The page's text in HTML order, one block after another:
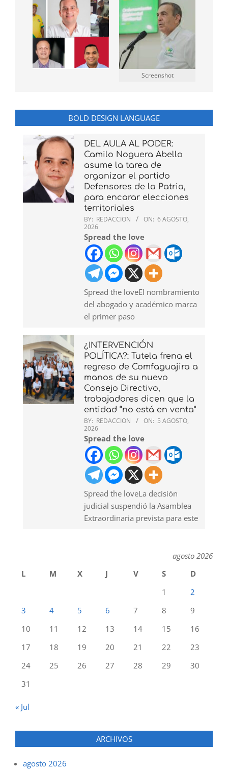
Screenshot
BOLD DESIGN LANGUAGE
DEL AULA AL PODER:
Camilo Noguera Abello
asume la tarea de
organizar el partido
Defensores de la Patria,
para encarar elecciones
territoriales
BY: REDACCION ON: 6 AGOSTO,
2026
Spread the love
Spread the loveEl nombramiento
del abogado y académico marca
el primer paso
¿INTERVENCIÓN
POLÍTICA?: Tutela frena el
regreso de Comfaguajira a
manos de su nuevo
Consejo Directivo,
trabajadores dicen que la
entidad “no está en venta”
BY: REDACCION ON: 5 AGOSTO,
2026
Spread the love
Spread the loveLa decisión
judicial suspendió la Asamblea
Extraordinaria prevista para este
agosto 2026
L
M X J V S
D
1
2
3
4 5 6 7 8
9
10
11 12 13 14 15
16
17
18 19 20 21 22
23
24
25 26 27 28 29
30
31
« Jul
ARCHIVOS
agosto 2026